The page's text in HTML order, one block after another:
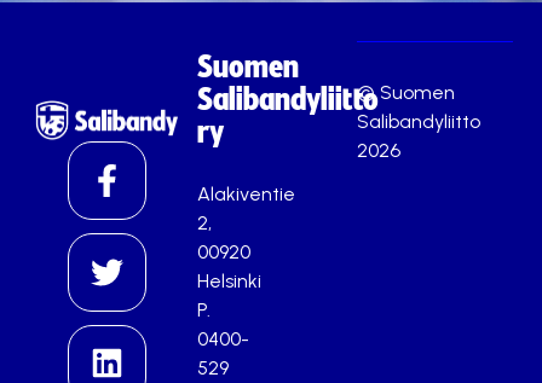
Suomen
Salibandyliitto
ry
Alakiventie
2,
00920
Helsinki
P.
0400-
529
© Suomen
Salibandyliitto
2026